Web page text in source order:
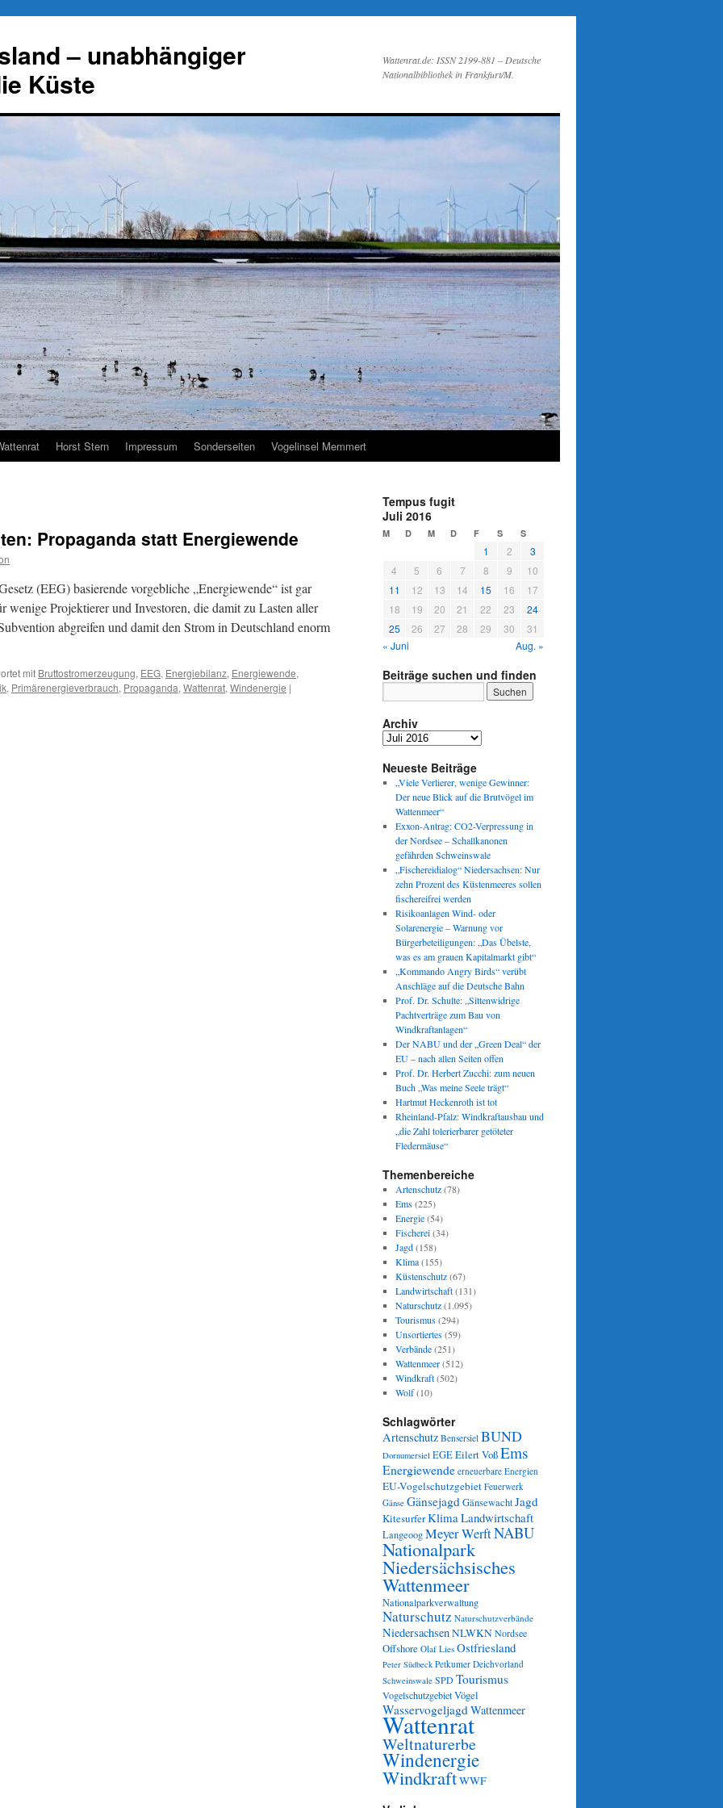
– unabhängiger
Küste
Wattenrat.de: ISSN 2199-881 – Deutsche
Nationalbibliothek in Frankfurt/M.
Horst Stern Impressum Sonderseiten Vogelinsel Memmert
Propaganda statt Energiewende
(EEG) basierende vorgebliche „Energiewende“ ist gar
wenige Projektierer und Investoren, die damit zu Lasten aller
abgreifen und damit den Strom in Deutschland enorm
mit Bruttostromerzeugung, EEG, Energiebilanz, Energiewende,
, Primärenergieverbrauch, Propaganda, Wattenrat, Windenergie |
Tempus fugit
Juli 2016
M D M D F S S
1 2
3
4
5 6 7 8 9
10
11
12 13 14 15 16
17
18
19 20 21 22 23
24
25
26 27 28 29 30
31
« Juni
Aug. »
Beiträge suchen und finden
Archiv
Archiv
Neueste Beiträge
„Viele Verlierer, wenige Gewinner:
Der neue Blick auf die Brutvögel im
Wattenmeer“
Exxon-Antrag: CO2-Verpressung in
der Nordsee – Schallkanonen
gefährden Schweinswale
„Fischereidialog“ Niedersachsen: Nur
zehn Prozent des Küstenmeeres sollen
fischereifrei werden
Risikoanlagen Wind- oder
Solarenergie – Warnung vor
Bürgerbeteiligungen: „Das Übelste,
was es am grauen Kapitalmarkt gibt“
„Kommando Angry Birds“ verübt
Anschläge auf die Deutsche Bahn
Prof. Dr. Schulte: „Sittenwidrige
Pachtverträge zum Bau von
Windkraftanlagen“
Der NABU und der „Green Deal“ der
EU – nach allen Seiten offen
Prof. Dr. Herbert Zucchi: zum neuen
Buch „Was meine Seele trägt“
Hartmut Heckenroth ist tot
Rheinland-Pfalz: Windkraftausbau und
„die Zahl tolerierbarer getöteter
Fledermäuse“
Themenbereiche
Artenschutz(78)
Ems(225)
Energie(54)
Fischerei(34)
Jagd(158)
Klima(155)
Küstenschutz(67)
Landwirtschaft(131)
Naturschutz(1.095)
Tourismus(294)
Unsortiertes(59)
Verbände(251)
Wattenmeer(512)
Windkraft(502)
Wolf(10)
Schlagwörter
Artenschutz Bensersiel BUND
Dornumersiel EGEEilert VoßEms
Energiewende erneuerbare Energien
EU-Vogelschutzgebiet Feuerwerk
Gänse GänsejagdGänsewachtJagd
KitesurferKlimaLandwirtschaft
LangeoogMeyer WerftNABU
Nationalpark
Niedersächsisches
Wattenmeer
Nationalparkverwaltung
Naturschutz Naturschutzverbände
NiedersachsenNLWKNNordsee
Offshore Olaf Lies Ostfriesland
Peter Südbeck Petkumer Deichvorland
Schweinswale SPDTourismus
VogelschutzgebietVögel
WasservogeljagdWattenmeer
Wattenrat
Weltnaturerbe
Windenergie
WindkraftWWF